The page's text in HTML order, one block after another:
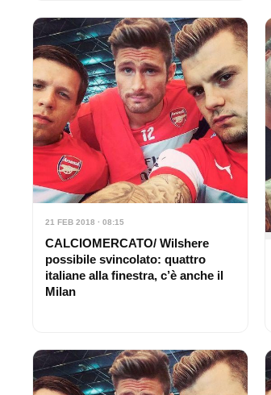
21 FEB 2018 · 08:15
CALCIOMERCATO/ Wilshere
possibile svincolato: quattro
italiane alla finestra, c’è anche il
Milan